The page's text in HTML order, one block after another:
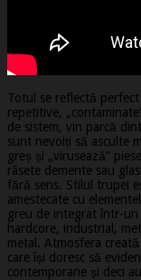
Totul se reflectă
repetitive,
de sistem, vin parcă
sunt nevoiți să asculte
greș și „virusează”
râsete demente sau
fără sens. Stilul trupei
amestecate cu
greu de integrat într-un
hardcore, industrial,
metal. Atmosfera
care își doresc să
contemporane și deci